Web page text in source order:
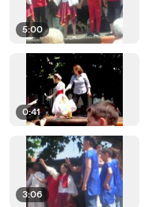
5:00
0:41
3:06